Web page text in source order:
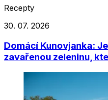
Recepty
30. 07. 2026
Domácí Kunovjanka:
zavařenou zeleninu,